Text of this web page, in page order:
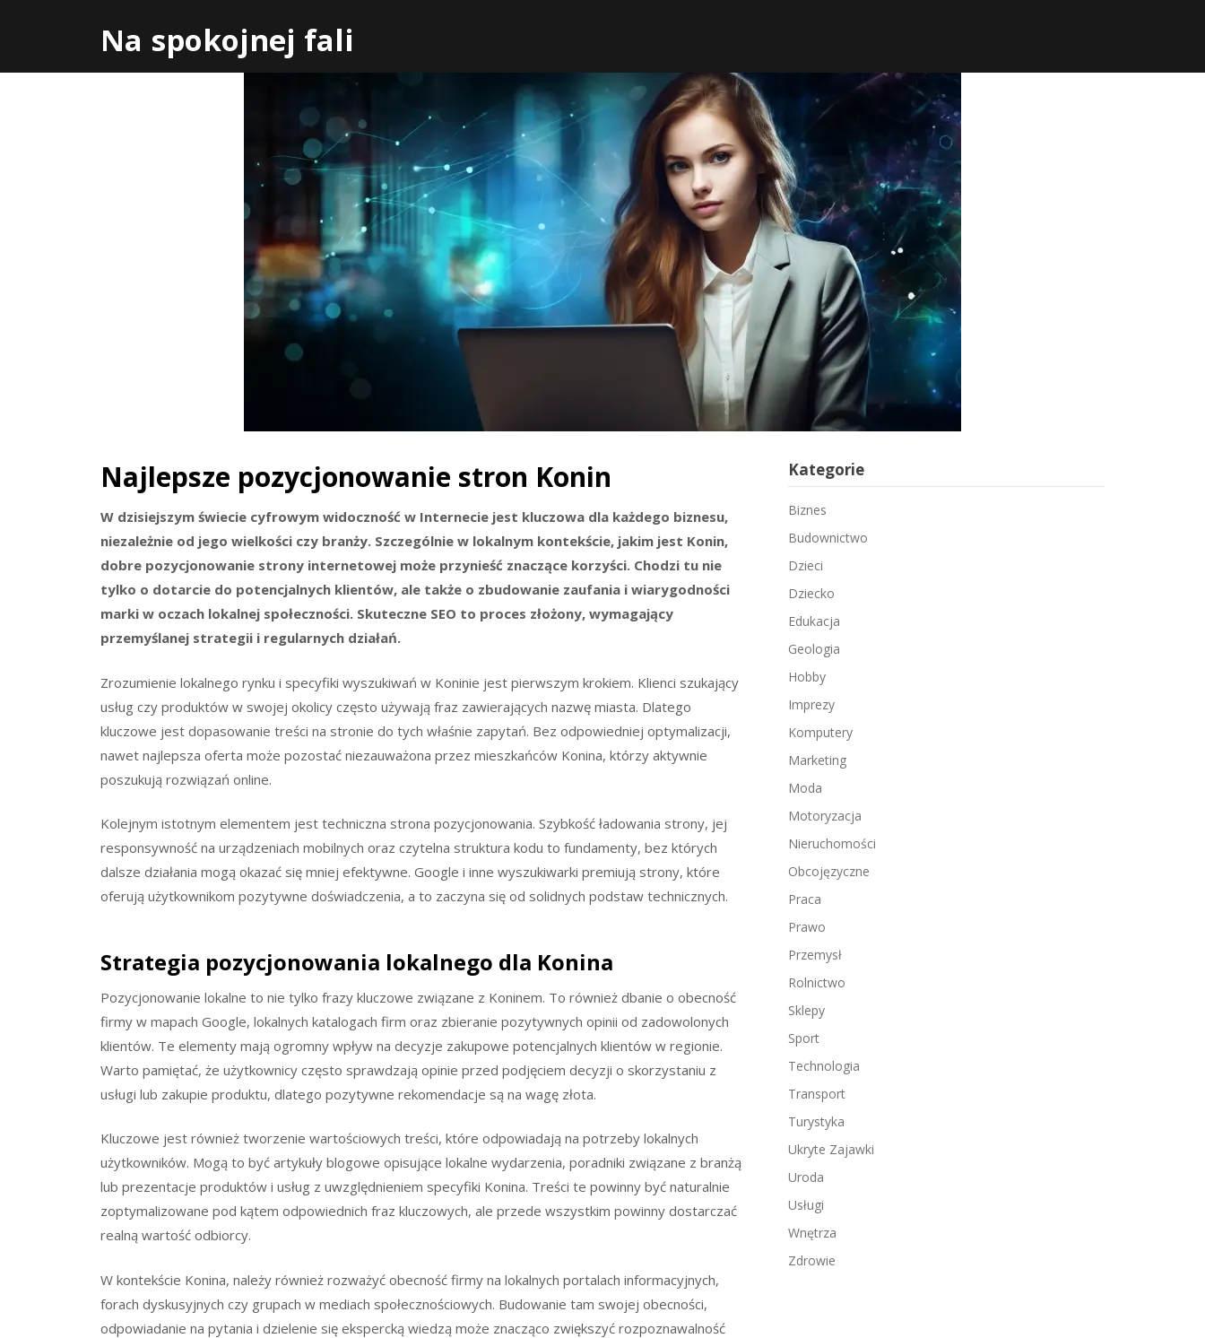
Na spokojnej fali
Najlepsze pozycjonowanie stron Konin
W dzisiejszym świecie cyfrowym widoczność w Internecie jest kluczowa dla każdego biznesu,
niezależnie od jego wielkości czy branży. Szczególnie w lokalnym kontekście, jakim jest Konin,
dobre pozycjonowanie strony internetowej może przynieść znaczące korzyści. Chodzi tu nie
tylko o dotarcie do potencjalnych klientów, ale także o zbudowanie zaufania i wiarygodności
marki w oczach lokalnej społeczności. Skuteczne SEO to proces złożony, wymagający
przemyślanej strategii i regularnych działań.
Zrozumienie lokalnego rynku i specyfiki wyszukiwań w Koninie jest pierwszym krokiem. Klienci szukający
usług czy produktów w swojej okolicy często używają fraz zawierających nazwę miasta. Dlatego
kluczowe jest dopasowanie treści na stronie do tych właśnie zapytań. Bez odpowiedniej optymalizacji,
nawet najlepsza oferta może pozostać niezauważona przez mieszkańców Konina, którzy aktywnie
poszukują rozwiązań online.
Kolejnym istotnym elementem jest techniczna strona pozycjonowania. Szybkość ładowania strony, jej
responsywność na urządzeniach mobilnych oraz czytelna struktura kodu to fundamenty, bez których
dalsze działania mogą okazać się mniej efektywne. Google i inne wyszukiwarki premiują strony, które
oferują użytkownikom pozytywne doświadczenia, a to zaczyna się od solidnych podstaw technicznych.
Strategia pozycjonowania lokalnego dla Konina
Pozycjonowanie lokalne to nie tylko frazy kluczowe związane z Koninem. To również dbanie o obecność
firmy w mapach Google, lokalnych katalogach firm oraz zbieranie pozytywnych opinii od zadowolonych
klientów. Te elementy mają ogromny wpływ na decyzje zakupowe potencjalnych klientów w regionie.
Warto pamiętać, że użytkownicy często sprawdzają opinie przed podjęciem decyzji o skorzystaniu z
usługi lub zakupie produktu, dlatego pozytywne rekomendacje są na wagę złota.
Kluczowe jest również tworzenie wartościowych treści, które odpowiadają na potrzeby lokalnych
użytkowników. Mogą to być artykuły blogowe opisujące lokalne wydarzenia, poradniki związane z branżą
lub prezentacje produktów i usług z uwzględnieniem specyfiki Konina. Treści te powinny być naturalnie
zoptymalizowane pod kątem odpowiednich fraz kluczowych, ale przede wszystkim powinny dostarczać
realną wartość odbiorcy.
W kontekście Konina, należy również rozważyć obecność firmy na lokalnych portalach informacyjnych,
forach dyskusyjnych czy grupach w mediach społecznościowych. Budowanie tam swojej obecności,
odpowiadanie na pytania i dzielenie się ekspercką wiedzą może znacząco zwiększyć rozpoznawalność
Kategorie
Biznes
Budownictwo
Dzieci
Dziecko
Edukacja
Geologia
Hobby
Imprezy
Komputery
Marketing
Moda
Motoryzacja
Nieruchomości
Obcojęzyczne
Praca
Prawo
Przemysł
Rolnictwo
Sklepy
Sport
Technologia
Transport
Turystyka
Ukryte Zajawki
Uroda
Usługi
Wnętrza
Zdrowie